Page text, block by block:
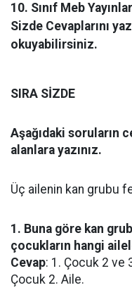
10. Sınıf Meb
Sizde Cevaplarını
okuyabilirsiniz.
SIRA SİZDE
Aşağıdaki soruların
alanlara yazınız.
Üç ailenin kan grubu
1. Buna göre kan
çocukların hangi
Cevap: 1. Çocuk 2 ve
Çocuk 2. Aile.